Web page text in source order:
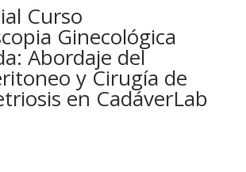
Curso
Ginecológica
Abordaje del
y Cirugía de
en CadáverLab